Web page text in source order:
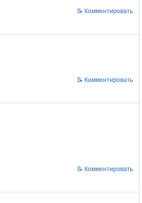
📝 Комментировать
📝 Комментировать
📝 Комментировать